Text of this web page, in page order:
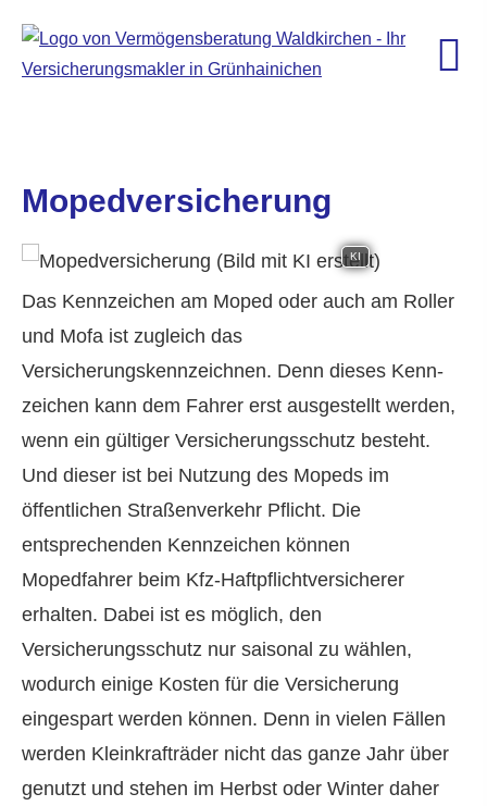
Mopedversicherung
KI
Das Kenn­zeichen am Moped oder auch am Roller
und Mofa ist zugleich das
Versicherungskennzeichnen. Denn dieses Kenn­
zeichen kann dem Fahrer erst ausgestellt werden,
wenn ein gültiger Versicherungsschutz besteht.
Und dieser ist bei Nutzung des Mopeds im
öffentlichen Straßenverkehr Pflicht. Die
entsprechenden Kenn­zeichen können
Mopedfahrer beim Kfz-Haft­pflichtversicherer
erhalten. Dabei ist es möglich, den
Versicherungsschutz nur saisonal zu wählen,
wodurch einige Kosten für die Versicherung
eingespart werden können. Denn in vielen Fällen
werden Kleinkrafträder nicht das ganze Jahr über
genutzt und stehen im Herbst oder Winter daher